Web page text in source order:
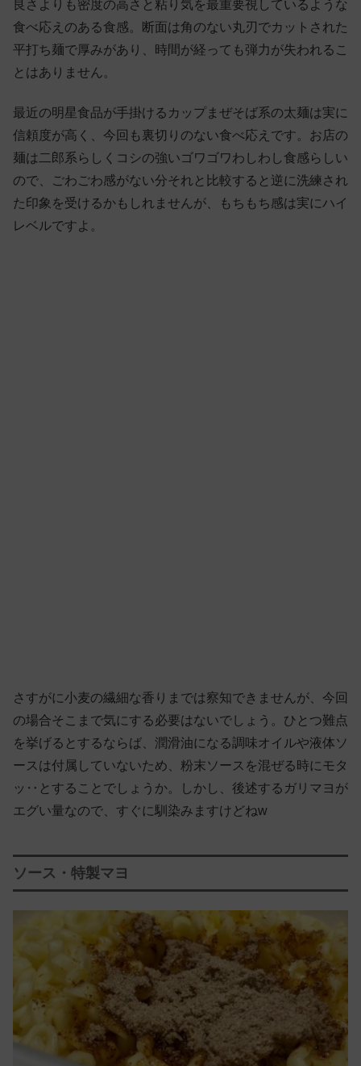
良さよりも密度の高さと粘り気を最重要視しているような
食べ応えのある食感。断面は角のない丸刃でカットされた
平打ち麺で厚みがあり、時間が経っても弾力が失われるこ
とはありません。
最近の明星食品が手掛けるカップまぜそば系の太麺は実に
信頼度が高く、今回も裏切りのない食べ応えです。お店の
麺は二郎系らしくコシの強いゴワゴワわしわし食感らしい
ので、ごわごわ感がない分それと比較すると逆に洗練され
た印象を受けるかもしれませんが、もちもち感は実にハイ
レベルですよ。
さすがに小麦の繊細な香りまでは察知できませんが、今回
の場合そこまで気にする必要はないでしょう。ひとつ難点
を挙げるとするならば、潤滑油になる調味オイルや液体ソ
ースは付属していないため、粉末ソースを混ぜる時にモタ
ッ‥とすることでしょうか。しかし、後述するガリマヨが
エグい量なので、すぐに馴染みますけどねw
ソース・特製マヨ